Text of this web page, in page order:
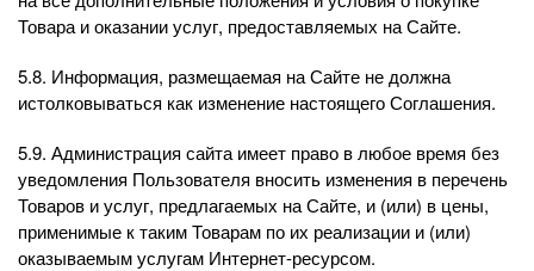
Товара и оказании услуг, предоставляемых на Сайте.
5.8. Информация, размещаемая на Сайте не должна
истолковываться как изменение настоящего Соглашения.
5.9. Администрация сайта имеет право в любое время без
уведомления Пользователя вносить изменения в перечень
Товаров и услуг, предлагаемых на Сайте, и (или) в цены,
применимые к таким Товарам по их реализации и (или)
оказываемым услугам Интернет-ресурсом.